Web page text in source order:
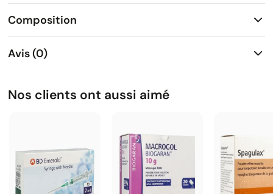
Composition
Avis (0)
Nos clients ont aussi aimé